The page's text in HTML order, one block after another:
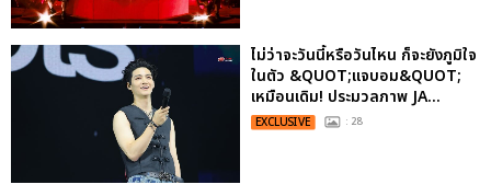
ไม่ว่าจะวันนี้หรือวันไหน ก็จะยังภูมิใจ
ในตัว &QUOT;แจบอม&QUOT;
เหมือนเดิม! ประมวลภาพ JA...
EXCLUSIVE : 28